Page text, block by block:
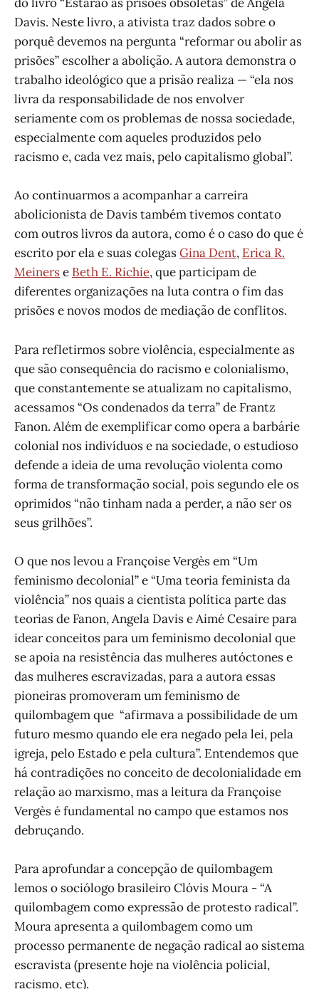
Davis. Neste livro, a ativista traz dados sobre o
porquê devemos na pergunta “reformar ou abolir as
prisões” escolher a abolição. A autora demonstra o
trabalho ideológico que a prisão realiza — “ela nos
livra da responsabilidade de nos envolver
seriamente com os problemas de nossa sociedade,
especialmente com aqueles produzidos pelo
racismo e, cada vez mais, pelo capitalismo global”.
Ao continuarmos a acompanhar a carreira
abolicionista de Davis também tivemos contato
com outros livros da autora, como é o caso do que é
escrito por ela e suas colegasGina Dent, Erica R.
Meinerse Beth E. Richie, que participam de
diferentes organizações na luta contra o fim das
prisões e novos modos de mediação de conflitos.
Para refletirmos sobre violência, especialmente as
que são consequência do racismo e colonialismo,
que constantemente se atualizam no capitalismo,
acessamos “Os condenados da terra” de Frantz
Fanon. Além de exemplificar como opera a barbárie
colonial nos indivíduos e na sociedade, o estudioso
defende a ideia de uma revolução violenta como
forma de transformação social, pois segundo ele os
oprimidos “não tinham nada a perder, a não ser os
seus grilhões”.
O que nos levou a Françoise Vergès em “Um
feminismo decolonial” e “Uma teoria feminista da
violência” nos quais a cientista política parte das
teorias de Fanon, Angela Davis e Aimé Cesaire para
idear conceitos para um feminismo decolonial que
se apoia na resistência das mulheres autóctones e
das mulheres escravizadas, para a autora essas
pioneiras promoveram um feminismo de
quilombagem que “afirmava a possibilidade de um
futuro mesmo quando ele era negado pela lei, pela
igreja, pelo Estado e pela cultura”. Entendemos que
há contradições no conceito de decolonialidade em
relação ao marxismo, mas a leitura da Françoise
Vergès é fundamental no campo que estamos nos
debruçando.
Para aprofundar a concepção de quilombagem
lemos o sociólogo brasileiro Clóvis Moura - “A
quilombagem como expressão de protesto radical”.
Moura apresenta a quilombagem como um
processo permanente de negação radical ao sistema
escravista (presente hoje na violência policial,
racismo, etc).